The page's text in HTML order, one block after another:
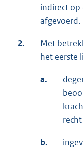
indirect
afgevoerd.
2.
Met
het eerste
a.
b.